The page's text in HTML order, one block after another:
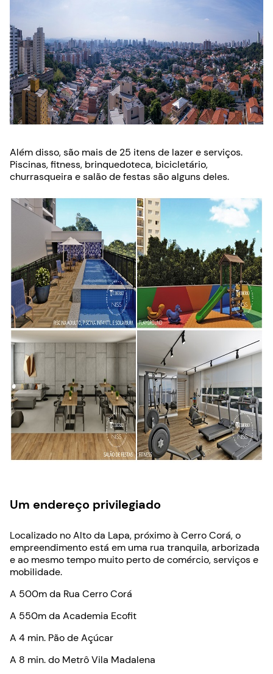
Além disso, são mais de 25 itens de lazer e serviços.
Piscinas, fitness, brinquedoteca, bicicletário,
churrasqueira e salão de festas são alguns deles.
Um endereço privilegiado
Localizado no Alto da Lapa, próximo à Cerro Corá, o
empreendimento está em uma rua tranquila, arborizada
e ao mesmo tempo muito perto de comércio, serviços e
mobilidade.
A 500m da Rua Cerro Corá
A 550m da Academia Ecofit
A 4 min. Pão de Açúcar
A 8 min. do Metrô Vila Madalena